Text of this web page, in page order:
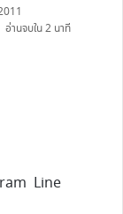
อ่านจบใน 2 นาที
Line